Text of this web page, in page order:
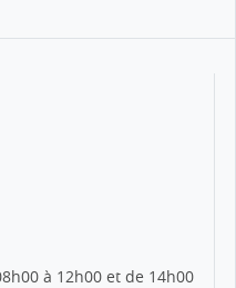
à 12h00 et de 14h00